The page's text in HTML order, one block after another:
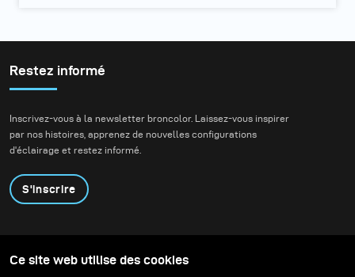
Restez informé
Inscrivez-vous à la newsletter broncolor. Laissez-vous inspirer
par nos histoires, apprenez de nouvelles configurations
d'éclairage et restez informé.
S'inscrire
Contactez-nous
Technologies
Ce site web utilise des cookies